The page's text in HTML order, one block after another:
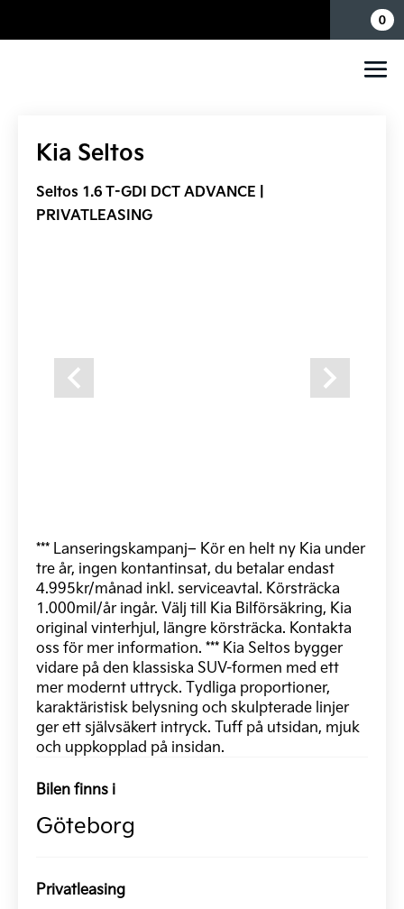
0
Kia Seltos
Seltos 1.6 T-GDI DCT ADVANCE |
PRIVATLEASING
Previous Next
*** Lanseringskampanj– Kör en helt ny Kia under
tre år, ingen kontantinsat, du betalar endast
4.995kr/månad inkl. serviceavtal. Körsträcka
1.000mil/år ingår. Välj till Kia Bilförsäkring, Kia
original vinterhjul, längre körsträcka. Kontakta
oss för mer information. *** Kia Seltos bygger
vidare på den klassiska SUV-formen med ett
mer modernt uttryck. Tydliga proportioner,
karaktäristisk belysning och skulpterade linjer
ger ett självsäkert intryck. Tuff på utsidan, mjuk
och uppkopplad på insidan.
Bilen finns i
Göteborg
Privatleasing